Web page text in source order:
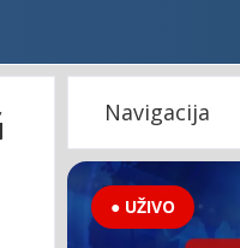
Navigacija
● UŽIVO